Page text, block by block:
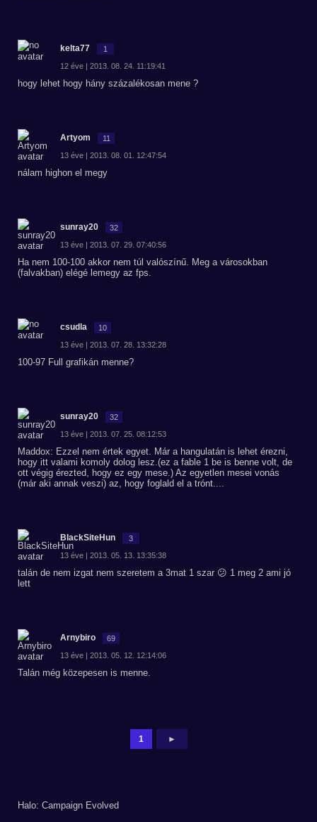
kelta77 1
12 éve | 2013. 08. 24. 11:19:41
hogy lehet hogy hány százalékosan mene ?
Artyom 11
13 éve | 2013. 08. 01. 12:47:54
nálam highon el megy
sunray20 32
13 éve | 2013. 07. 29. 07:40:56
Ha nem 100-100 akkor nem túl valószínű. Meg a városokban
(falvakban) elégé lemegy az fps.
csudla 10
13 éve | 2013. 07. 28. 13:32:28
100-97 Full grafikán menne?
sunray20 32
13 éve | 2013. 07. 25. 08:12:53
Maddox: Ezzel nem értek egyet. Már a hangulatán is lehet érezni,
hogy itt valami komoly dolog lesz.(ez a fable 1 be is benne volt, de
ott végig érezted, hogy ez egy mese.) Az egyetlen mesei vonás
(már aki annak veszi) az, hogy foglald el a trónt....
BlackSiteHun 3
13 éve | 2013. 05. 13. 13:35:38
talán de nem izgat nem szeretem a 3mat 1 szar 😕 1 meg 2 ami jó
lett
Arnybiro 69
13 éve | 2013. 05. 12. 12:14:06
Talán még közepesen is menne.
1 ►
Halo: Campaign Evolved